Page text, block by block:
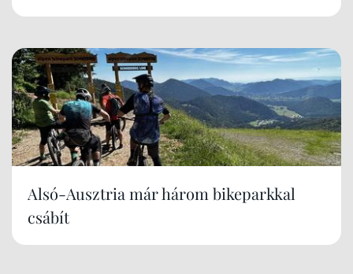
Alsó-Ausztria már három bikeparkkal
csábít